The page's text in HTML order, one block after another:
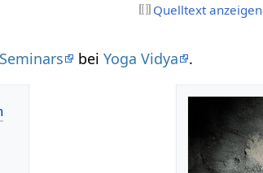
Quelltext anzeigen
Seminars beiYoga Vidya .